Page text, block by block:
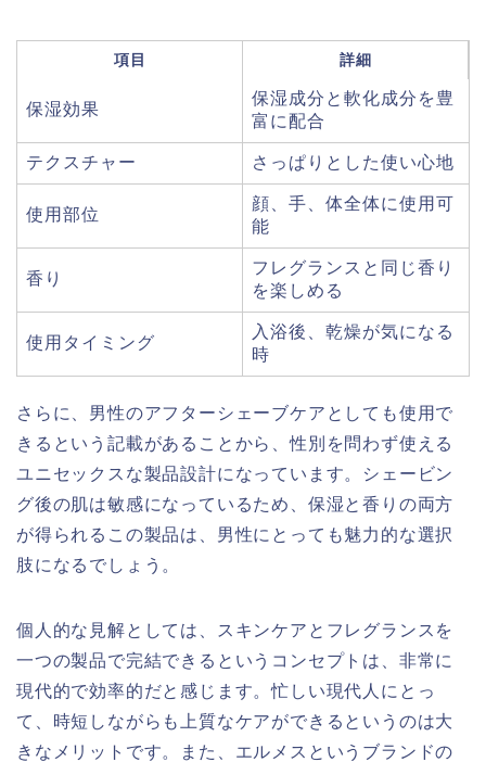
項目 詳細
保湿効果
保湿成分と軟化成分を豊
富に配合
テクスチャー さっぱりとした使い心地
使用部位
顔、手、体全体に使用可
能
香り
フレグランスと同じ香り
を楽しめる
使用タイミング
入浴後、乾燥が気になる
時
さらに、男性のアフターシェーブケアとしても使用で
きるという記載があることから、性別を問わず使える
ユニセックスな製品設計になっています。シェービン
グ後の肌は敏感になっているため、保湿と香りの両方
が得られるこの製品は、男性にとっても魅力的な選択
肢になるでしょう。
個人的な見解としては、スキンケアとフレグランスを
一つの製品で完結できるというコンセプトは、非常に
現代的で効率的だと感じます。忙しい現代人にとっ
て、時短しながらも上質なケアができるというのは大
きなメリットです。また、エルメスというブランドの